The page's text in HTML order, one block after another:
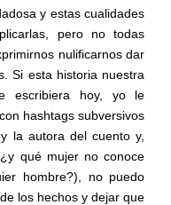
y estas cualidades
pero no todas
nulificarnos dar
Si esta historia nuestra
escribiera hoy, yo le
hashtags subversivos
la autora del cuento y,
qué mujer no conoce
hombre?), no puedo
los hechos y dejar que